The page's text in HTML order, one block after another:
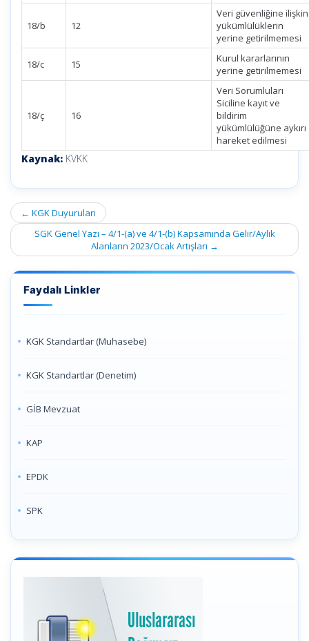
18/b 12
Veri güvenliğine ilişkin
yükümlülüklerin
yerine getirilmemesi
18/c 15
Kurul kararlarının
yerine getirilmemesi
18/ç 16
Veri Sorumluları
Siciline kayıt ve
bildirim
yükümlülüğüne aykırı
hareket edilmesi
Kaynak: KVKK
Post
navigation
← KGK Duyuruları
SGK Genel Yazı – 4/1-(a) ve 4/1-(b) Kapsamında Gelir/Aylık
Alanların 2023/Ocak Artışları →
Faydalı Linkler
KGK Standartlar (Muhasebe)
KGK Standartlar (Denetim)
GİB Mevzuat
KAP
EPDK
SPK